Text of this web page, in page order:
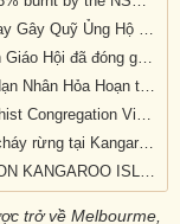
Chùa Linh Sơn Brisbane Tổ Chức Tiệc Chay Gây Quỹ Ủng Hộ Nạn Nhân Hỏa Hoạn Úc Châu (tối Thứ Bảy 15/2/2020)
Tán Dương Công Đức Tự Viện Thành Viên Giáo Hội đã đóng góp tịnh tài giúp đỡ nạn nhân hỏa hoạn tại Úc Châu
Báo Cáo Sơ Lược về các chuyến Ủy lạo Nạn Nhân Hỏa Hoạn tại Úc Châu đầu năm 2020
Meida Release: National Vietnamese Buddhist Congregation Visit KI to give $55,500 to Local Auto Repair Project
Tường thuật về Chuyến Ủy Lạo nạn nhân cháy rừng tại Kangaroo Island, Nam Úc (ngày 24/2/2020)
VIETNAMESE BUDDHIST CONGREGATION KANGAROO ISLAND VISIT
trở về Melbourme,